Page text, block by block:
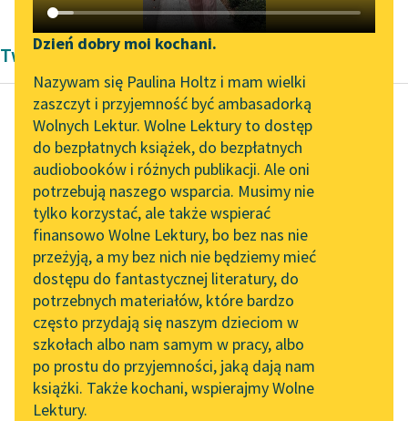
Katalog DAISY
Podkasty o książkach
Zgłoś brak utworu
Aktualności
„Prokurator Alicja Horn”
do słuchania
Byliśmy częścią AI Impact
Lab
Zapraszamy na spotkanie
online z tłumaczkami
literatury skandynawskiej
Spotkanie z Katarzyną
Tunkiel w Oslo
102. lata temu zmarł
Joseph Conrad
Narzędzia
Mapa Wolnych Lektur
Leśmianator
Przewodnik dla piszących i
czytających
API
OAI-PMH
Widget Wolnych Lektur
Przypisy
Dzień dobry moi kochani.
Nazywam się Paulina Holtz i mam wielki
zaszczyt i przyjemność być ambasadorką
Wolnych Lektur. Wolne Lektury to dostęp
do bezpłatnych książek, do bezpłatnych
audiobooków i różnych publikacji. Ale oni
potrzebują naszego wsparcia. Musimy nie
tylko korzystać, ale także wspierać
finansowo Wolne Lektury, bo bez nas nie
przeżyją, a my bez nich nie będziemy mieć
dostępu do fantastycznej literatury, do
potrzebnych materiałów, które bardzo
często przydają się naszym dzieciom w
szkołach albo nam samym w pracy, albo
po prostu do przyjemności, jaką dają nam
książki. Także kochani, wspierajmy Wolne
Lektury.
Twórczość Stefana Witwickiego
Stefan Witwicki
Jeszcze Polska nie
zginęła...
Czytaj więcej